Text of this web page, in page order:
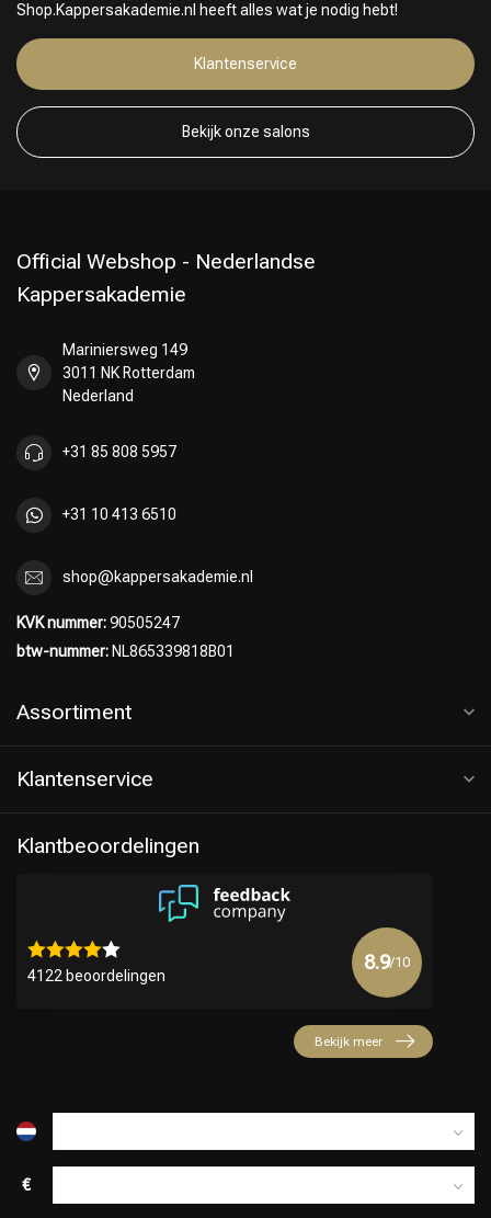
Omvorming
Keuze van onze Kappers
Shop.Kappersakademie.nl heeft alles wat je nodig hebt!
Klantenservice
Bekijk onze salons
Official Webshop - Nederlandse
Kappersakademie
Mariniersweg 149
3011 NK Rotterdam
Nederland
+31 85 808 5957
+31 10 413 6510
shop@kappersakademie.nl
KVK nummer:90505247
btw-nummer: NL865339818B01
Assortiment
Klantenservice
Klantbeoordelingen
4122 beoordelingen
8.9/10
Bekijk meer
€